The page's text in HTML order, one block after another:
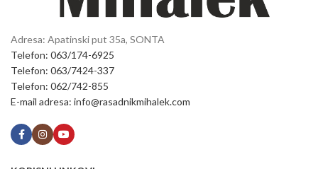
Adresa: Apatinski put 35a, SONTA
Telefon: 063/174-6925
Telefon: 063/7424-337
Telefon: 062/742-855
E-mail adresa: info@rasadnikmihalek.com